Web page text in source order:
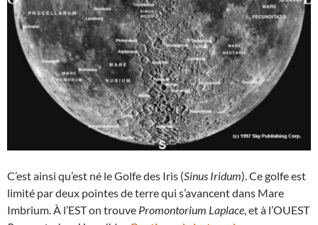
C’est ainsi qu’est né le Golfe des Iris (Sinus Iridum). Ce golfe est
limité par deux pointes de terre qui s’avancent dans Mare
Imbrium. À l’EST on trouve Promontorium Laplace, et à l’OUEST